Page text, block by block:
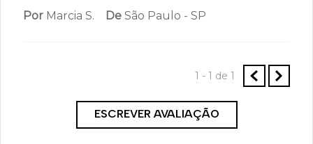
Por Marcia S. De São Paulo - SP
1 - 1 de 1
ESCREVER AVALIAÇÃO